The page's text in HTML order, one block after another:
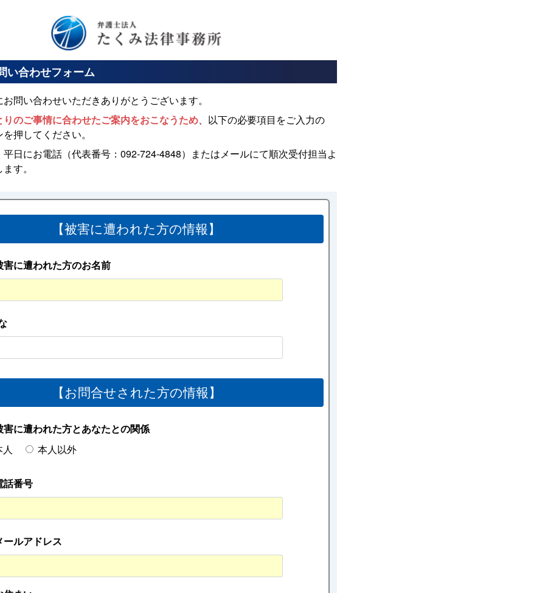
い合わせフォーム
問い合わせいただきありがとうございます。
のご事情に合わせたご案内をおこなうため、以下の必要項目をご入力の
押してください。
日にお電話（代表番号：092-724-4848）またはメールにて順次受付担当よ
す。
【被害に遭われた方の情報】
害に遭われた方のお名前
【お問合せされた方の情報】
害に遭われた方とあなたとの関係
人
本人以外
話番号
ールアドレス